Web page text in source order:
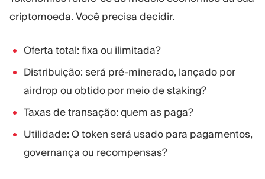
criptomoeda. Você precisa decidir.
Oferta total: fixa ou ilimitada?
Distribuição: será pré-minerado, lançado por
airdrop ou obtido por meio de staking?
Taxas de transação: quem as paga?
Utilidade: O token será usado para pagamentos,
governança ou recompensas?